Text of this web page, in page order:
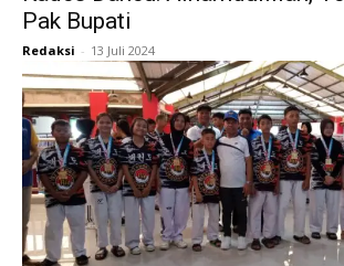
Pak Bupati
Redaksi - 13 Juli 2024